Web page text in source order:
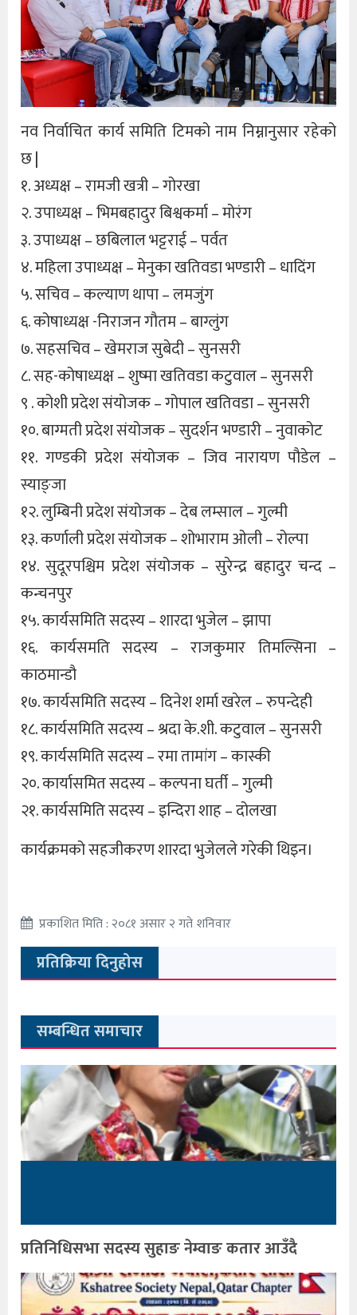
नव निर्वाचित कार्य समिति टिमको नाम निम्नानुसार रहेको
छ |
१. अध्यक्ष – रामजी खत्री – गोरखा
२. उपाध्यक्ष – भिमबहादुर बिश्वकर्मा – मोरंग
३. उपाध्यक्ष – छबिलाल भट्टराई – पर्वत
४. महिला उपाध्यक्ष – मेनुका खतिवडा भण्डारी – धादिंग
५. सचिव – कल्याण थापा – लमजुंग
६. कोषाध्यक्ष -निराजन गौतम – बाग्लुंग
७. सहसचिव – खेमराज सुबेदी – सुनसरी
८. सह-कोषाध्यक्ष – शुष्मा खतिवडा कटुवाल – सुनसरी
९ . कोशी प्रदेश संयोजक – गोपाल खतिवडा – सुनसरी
१०. बाग्मती प्रदेश संयोजक – सुदर्शन भण्डारी – नुवाकोट
११. गण्डकी प्रदेश संयोजक – जिव नारायण पौडेल –
स्याङ्जा
१२. लुम्बिनी प्रदेश संयोजक – देब लम्साल – गुल्मी
१३. कर्णाली प्रदेश संयोजक – शोभाराम ओली – रोल्पा
१४. सुदूरपश्चिम प्रदेश संयोजक – सुरेन्द्र बहादुर चन्द –
कन्चनपुर
१५. कार्यसमिति सदस्य – शारदा भुजेल – झापा
१६. कार्यसमति सदस्य – राजकुमार तिमल्सिना –
काठमान्डौ
१७. कार्यसमिति सदस्य – दिनेश शर्मा खरेल – रुपन्देही
१८. कार्यसमिति सदस्य – श्रदा के.शी. कटुवाल – सुनसरी
१९. कार्यसमिति सदस्य – रमा तामांग – कास्की
२०. कार्यासमित सदस्य – कल्पना घर्ती – गुल्मी
२१. कार्यसमिति सदस्य – इन्दिरा शाह – दोलखा
कार्यक्रमको सहजीकरण शारदा भुजेलले गरेकी थिइन।
प्रकाशित मिति : २०८१ असार २ गते शनिवार
प्रतिक्रिया दिनुहोस
सम्बन्धित समाचार
प्रतिनिधिसभा सदस्य सुहाङ नेम्वाङ कतार आउँदै